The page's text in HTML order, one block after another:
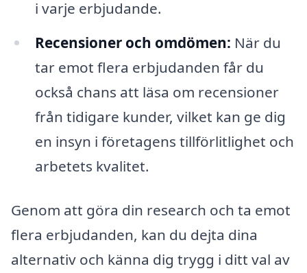
i varje erbjudande.
Recensioner och omdömen: När du
tar emot flera erbjudanden får du
också chans att läsa om recensioner
från tidigare kunder, vilket kan ge dig
en insyn i företagens tillförlitlighet och
arbetets kvalitet.
Genom att göra din research och ta emot
flera erbjudanden, kan du dejta dina
alternativ och känna dig trygg i ditt val av